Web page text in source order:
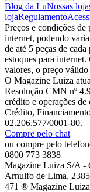
Blog da LuNossas
lojaRegulamento
Preços e condições
internet, podendo
de até 5 peças de
estoques para
valores, o preço válido
O Magazine Luiza
Resolução CMN nº
crédito e operações
Crédito,
02.206.577/0001-80.
Compre pelo chat
ou compre pelo
0800 773 3838
Magazine Luiza S/A -
Arnulfo de Lima,
471 ® Magazine Luiza